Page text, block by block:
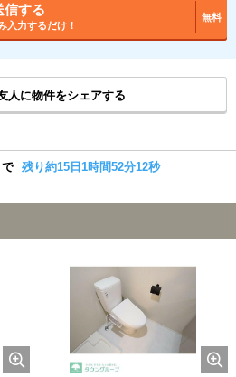
信する
入力するだけ！
無料
人に物件をシェアする
残り約15日1時間52分11秒